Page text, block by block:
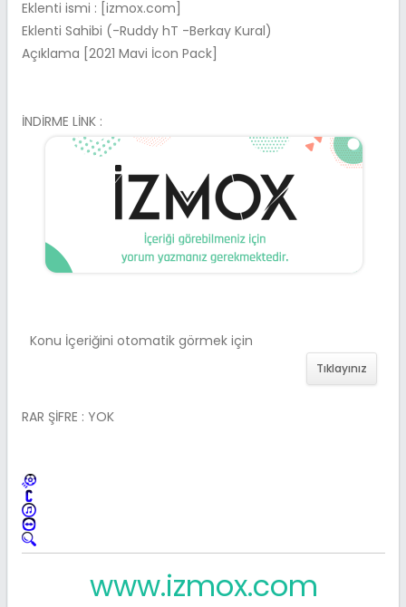
Eklenti ismi : [izmox.com]
Eklenti Sahibi (-Ruddy hT -Berkay Kural)
Açıklama [2021 Mavi İcon Pack]
İNDİRME LİNK :
Konu İçeriğini otomatik görmek için
Tıklayınız
RAR ŞİFRE : YOK
www.izmox.com